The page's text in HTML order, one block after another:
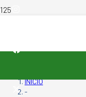
INICIO
-